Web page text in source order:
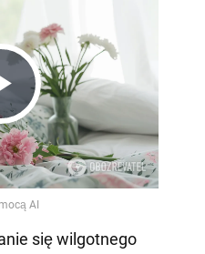
się wilgotnego